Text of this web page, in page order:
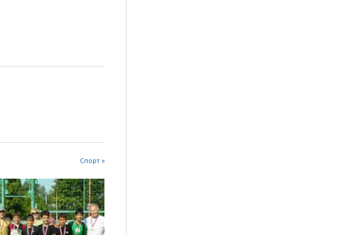
Спорт »